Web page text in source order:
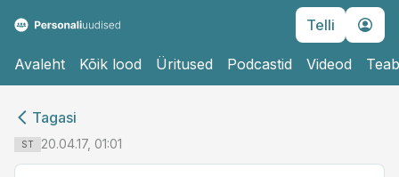
Telli
Avaleht Kõik lood Üritused Podcastid Videod
Tagasi
ST 20.04.17, 01:01